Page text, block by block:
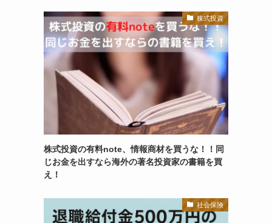
株式投資
株式投資の有料note、情報商材を買うな！！同
じお金を出すなら海外の著名投資家の書籍を買
え！
社会保険